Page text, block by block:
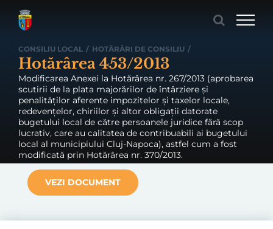
CONSILIU LOCAL / HOTĂRÂRI DE CONSILIU /
Hotărârea 453/2013
Modificarea Anexei la Hotărârea nr. 267/2013 (aprobarea
scutirii de la plata majorărilor de întârziere şi
penalităţilor aferente impozitelor şi taxelor locale,
redevenţelor, chiriilor şi altor obligaţii datorate
bugetului local de către persoanele juridice fără scop
lucrativ, care au calitatea de contribuabili ai bugetului
local al municipiului Cluj-Napoca), astfel cum a fost
modificată prin Hotărârea nr. 370/2013.
VEZI DOCUMENT